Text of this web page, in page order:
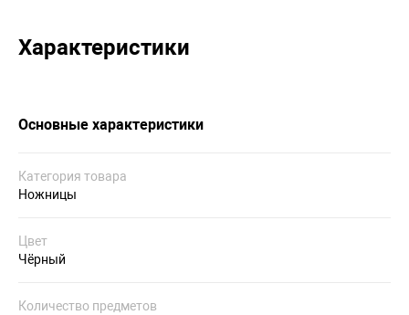
Характеристики
Основные характеристики
Категория товара
Ножницы
Цвет
Чёрный
Количество предметов